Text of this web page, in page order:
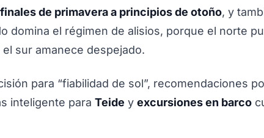
de primavera a principios de otoño, y
domina el régimen de alisios, porque el norte
sur amanece despejado.
para “fiabilidad de sol”, recomendaciones
inteligente para Teide y excursiones en barco